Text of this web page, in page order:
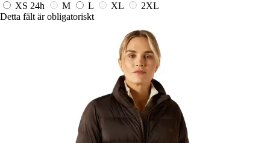
XS 24h M L XL
2XL
Detta fält är obligatoriskt